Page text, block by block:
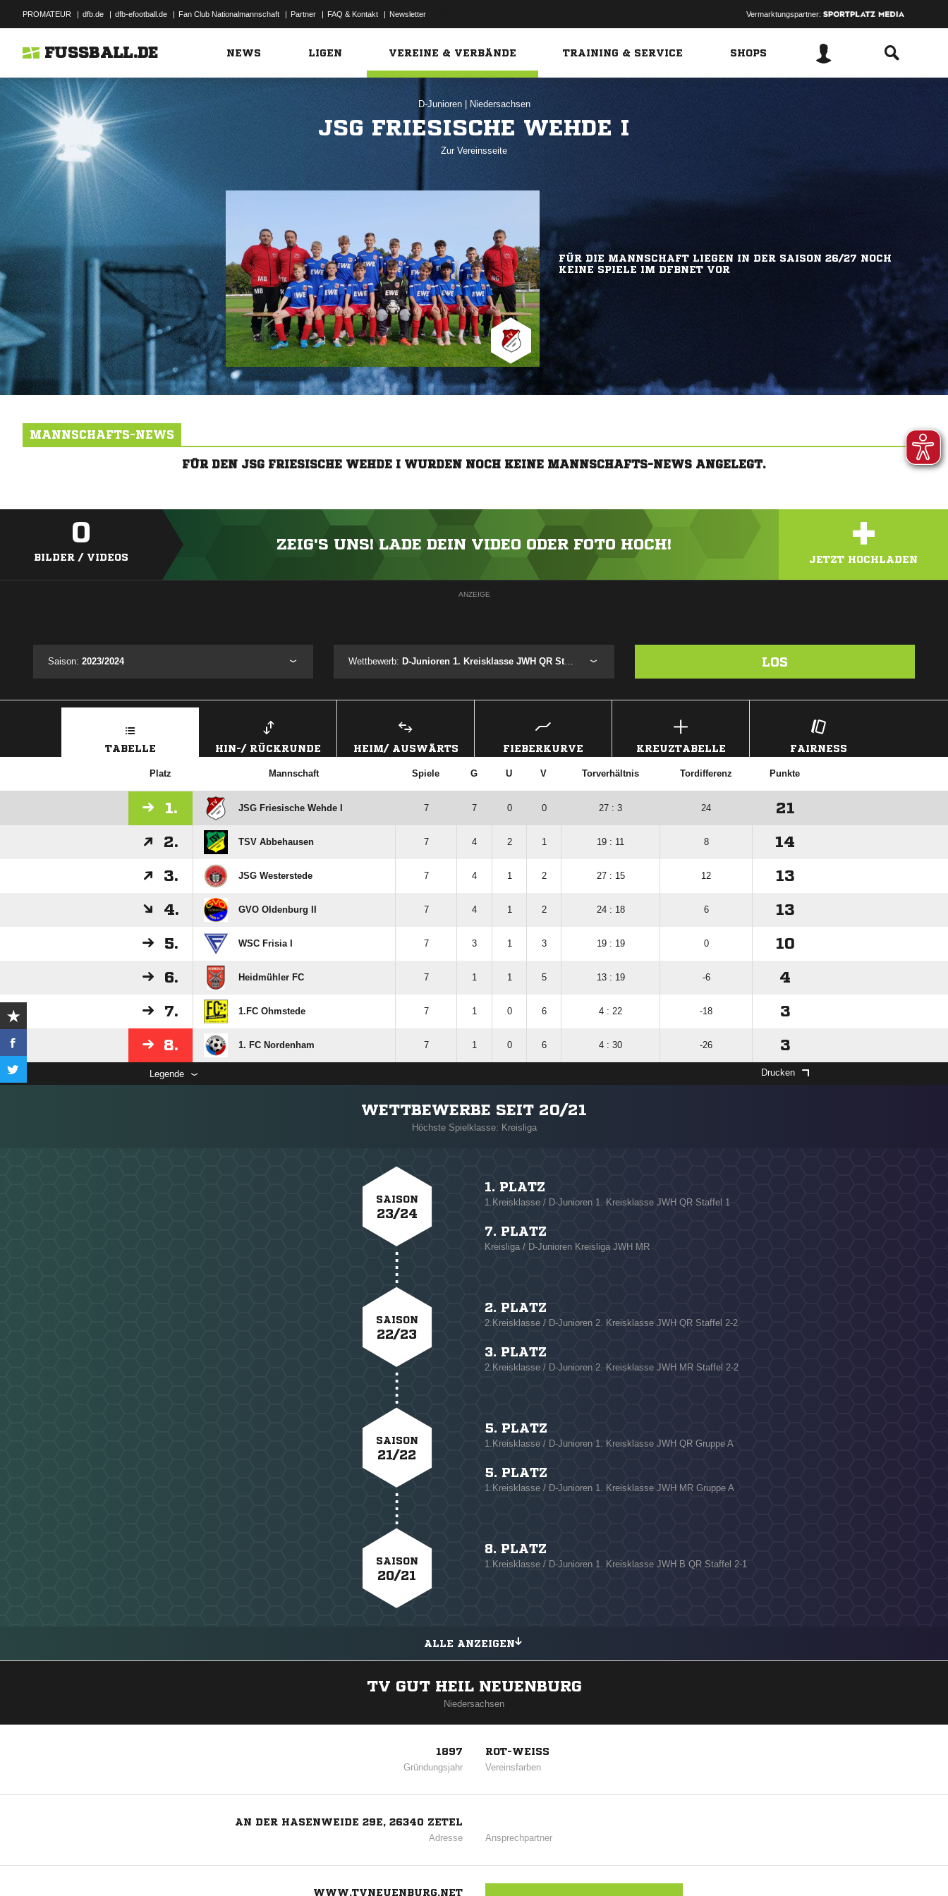
PROMATEUR | dfb.de | dfb-efootball.de | Fan Club Nationalmannschaft | Partner | FAQ & Kontakt | Newsletter Vermarktungspartner:
FUSSBALL.DE NEWS LIGEN VEREINE & VERBÄNDE TRAINING & SERVICE SHOPS
D-Junioren Niedersachsen
JSG FRIESISCHE WEHDE I
Zur Vereinsseite
FÜR DIE MANNSCHAFT LIEGEN IN DER SAISON 26/27 NOCH
KEINE SPIELE IM DFBNET VOR
MANNSCHAFTS-NEWS
FÜR DEN JSG FRIESISCHE WEHDE I WURDEN NOCH KEINE MANNSCHAFTS-NEWS ANGELEGT.
0
BILDER / VIDEOS
ZEIG'S UNS! LADE DEIN VIDEO ODER FOTO HOCH! +
JETZT HOCHLADEN
ANZEIGE
Saison: 2023/2024 Wettbewerb: D-Junioren 1. Kreisklasse JWH QR Staffel 1 LOS
TABELLE HIN-/ RÜCKRUNDE HEIM/ AUSWÄRTS FIEBERKURVE KREUZTABELLE FAIRNESS
Platz Mannschaft Spiele G U V Torverhältnis Tordifferenz Punkte
1. JSG Friesische Wehde I 7 7 0 0 27 : 3 24 21
2. TSV Abbehausen 7 4 2 1 19 : 11 8 14
3. JSG Westerstede 7 4 1 2 27 : 15 12 13
4. GVO Oldenburg II 7 4 1 2 24 : 18 6 13
5. WSC Frisia I 7 3 1 3 19 : 19 0 10
6. Heidmühler FC 7 1 1 5 13 : 19 -6 4
7. 1.FC Ohmstede 7 1 0 6 4 : 22 -18 3
8. 1. FC Nordenham 7 1 0 6 4 : 30 -26 3
Legende Drucken
WETTBEWERBE SEIT 20/21
Höchste Spielklasse: Kreisliga
SAISON
23/24
1. PLATZ
1.Kreisklasse / D-Junioren 1. Kreisklasse JWH QR Staffel 1
7. PLATZ
Kreisliga / D-Junioren Kreisliga JWH MR
SAISON
22/23
2. PLATZ
2.Kreisklasse / D-Junioren 2. Kreisklasse JWH QR Staffel 2-2
3. PLATZ
2.Kreisklasse / D-Junioren 2. Kreisklasse JWH MR Staffel 2-2
SAISON
21/22
5. PLATZ
1.Kreisklasse / D-Junioren 1. Kreisklasse JWH QR Gruppe A
5. PLATZ
1.Kreisklasse / D-Junioren 1. Kreisklasse JWH MR Gruppe A
SAISON
20/21
8. PLATZ
1.Kreisklasse / D-Junioren 1. Kreisklasse JWH B QR Staffel 2-1
ALLE ANZEIGEN
TV GUT HEIL NEUENBURG
Niedersachsen
1897
Gründungsjahr
ROT-WEISS
Vereinsfarben
AN DER HASENWEIDE 29E, 26340 ZETEL
Adresse Ansprechpartner
WWW.TVNEUENBURG.NET